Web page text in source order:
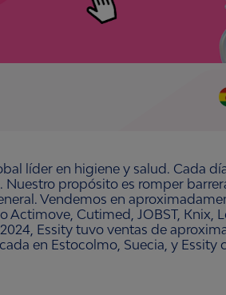
líder en higiene y salud. Cada
propósito es romper
Vendemos en
Actimove, Cutimed, JOBST, Knix,
Essity tuvo ventas de
en Estocolmo, Suecia, y